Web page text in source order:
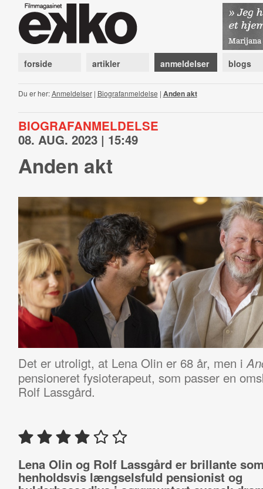
forside artikler anmeldelser blogs
Du er her:Anmeldelser| Biografanmeldelse | Anden akt
BIOGRAFANMELDELSE
08. AUG. 2023 | 15:49
Anden akt
Det er utroligt, at Lena Olin er 68 år, men i
pensioneret fysioterapeut, som passer en
Rolf Lassgård.
Lena Olin og Rolf Lassgård er brillante
henholdsvis længselsfuld pensionist og